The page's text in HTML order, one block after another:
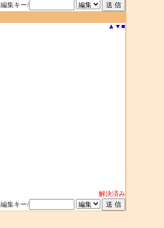
編集キー/
▲ ▼ ■
解決済み
編集キー/